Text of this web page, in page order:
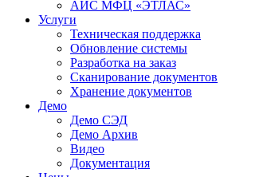
АИС МФЦ «ЭТЛАС»
Услуги
Техническая поддержка
Обновление системы
Разработка на заказ
Сканирование документов
Хранение документов
Демо
Демо СЭД
Демо Архив
Видео
Документация